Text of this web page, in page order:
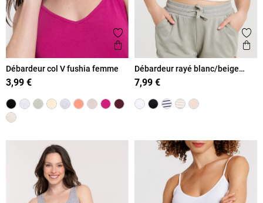
Ajouter aux favoris
Aperçu rapide
Débardeur col V fushia femme
3,99 €
Débardeur rayé blanc/beige
femme
7,99 €